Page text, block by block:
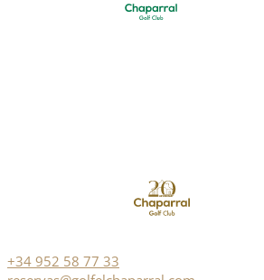
+34 952 58 77 33